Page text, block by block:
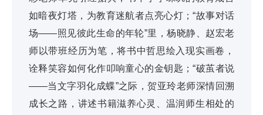
如暗夜灯塔，为教育迷航者点亮心灯；“故事对话
场——照见彼此生命的年轮”里，杨晓静、赵宏老
师以带班经历为笔，将书中哲思绘入现实画卷，
诠释笑容如何化作叩响童心的金钥匙；“破茧者说
——当文字羽化成蝶”之际，贺亚玲老师深情回溯
成长之路，讲述书籍滋养心灵、温润师生相处的